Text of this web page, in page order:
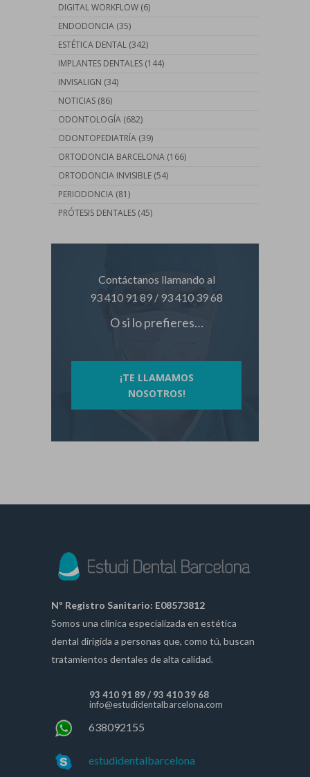
DIGITAL WORKFLOW (6)
ENDODONCIA (35)
ESTÉTICA DENTAL (342)
IMPLANTES DENTALES (144)
INVISALIGN (34)
NOTICIAS (86)
ODONTOLOGÍA (682)
ODONTOPEDIATRÍA (39)
ORTODONCIA BARCELONA (166)
ORTODONCIA INVISIBLE (54)
PERIODONCIA (81)
PRÓTESIS DENTALES (45)
Contáctanos llamando al
93 410 91 89 / 93 410 39 68
O si lo prefieres…
¡TE LLAMAMOS
NOSOTROS!
Nº Registro Sanitario: E08573812
Somos una clínica especializada en estética
dental dirigida a personas que, como tú, buscan
tratamientos dentales de alta calidad.
93 410 91 89/ 93 410 39 68
info@estudidentalbarcelona.com
638092155
estudidentalbarcelona